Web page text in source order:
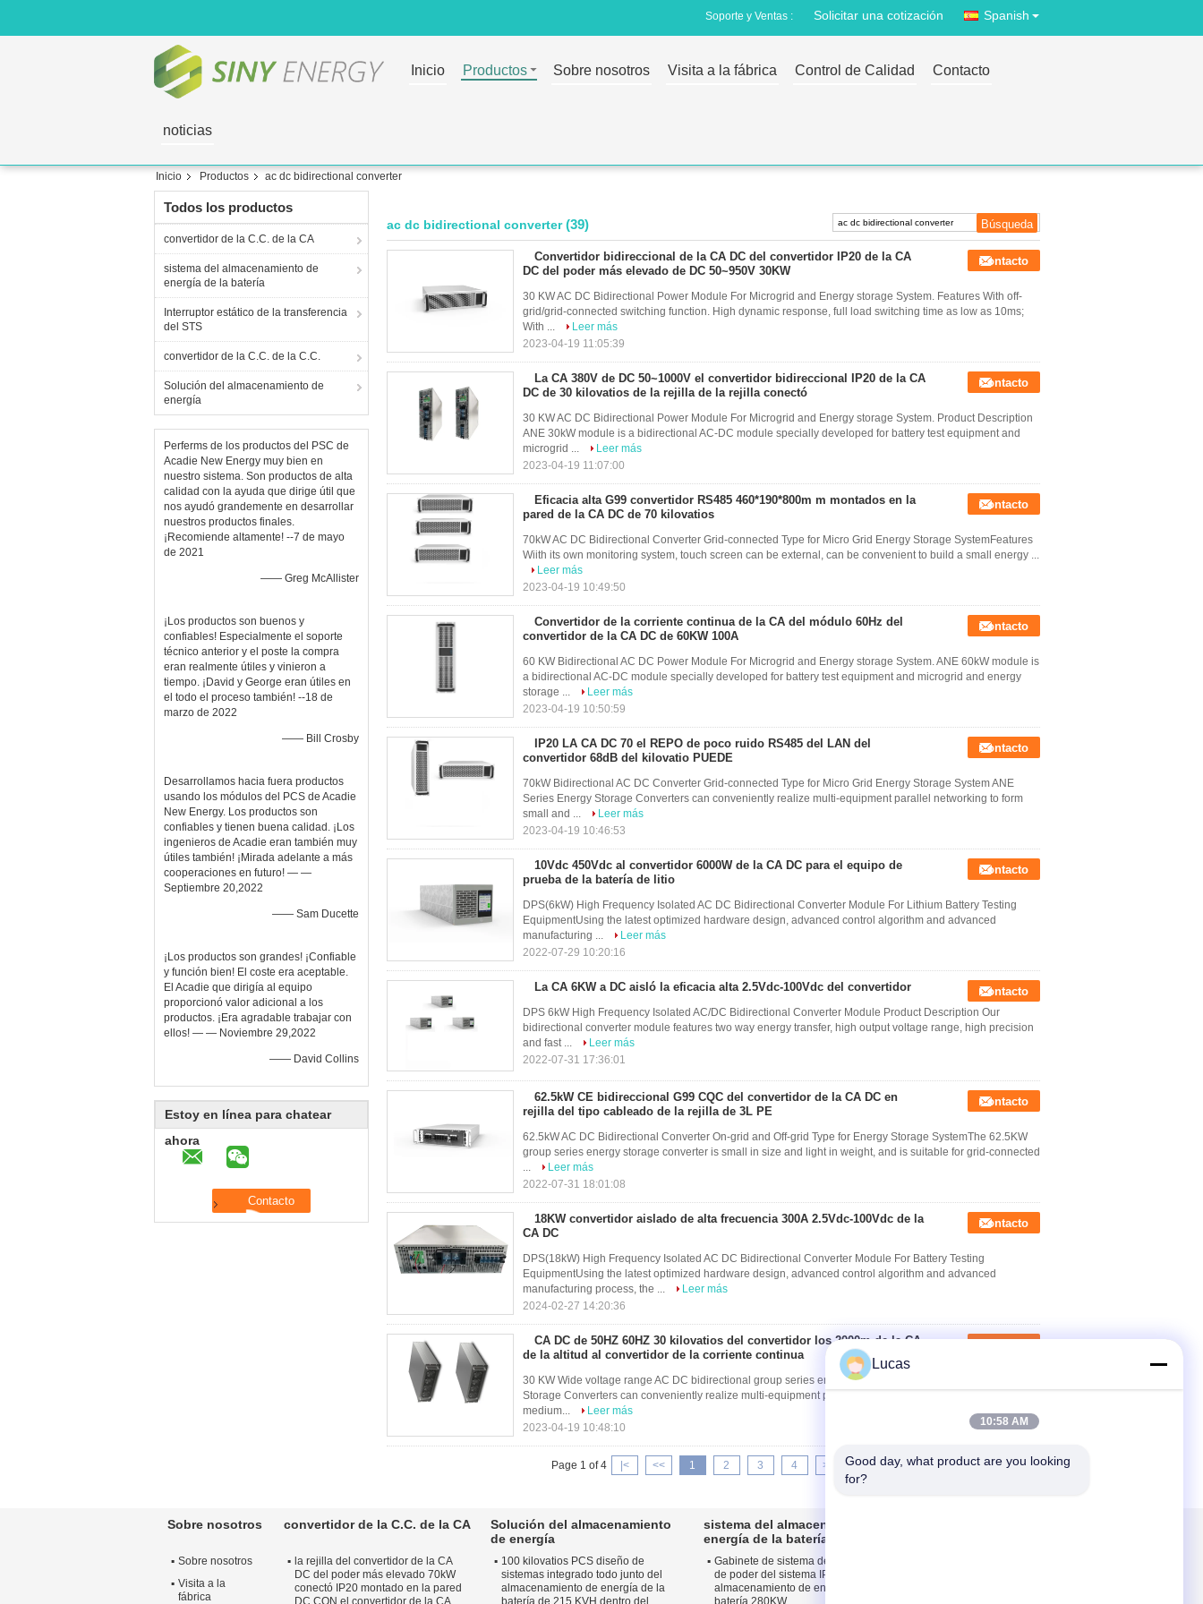
Soporte y Ventas : Solicitar una cotización Spanish
Inicio Productos Sobre nosotros Visita a la fábrica Control de Calidad Contacto
noticias
Inicio Productos ac dc bidirectional converter
Todos los productos
convertidor de la C.C. de la CA
sistema del almacenamiento de
energía de la batería
Interruptor estático de la transferencia
del STS
convertidor de la C.C. de la C.C.
Solución del almacenamiento de
energía
Perferms de los productos del PSC de
Acadie New Energy muy bien en
nuestro sistema. Son productos de alta
calidad con la ayuda que dirige útil que
nos ayudó grandemente en desarrollar
nuestros productos finales.
¡Recomiende altamente! --7 de mayo
de 2021
—— Greg McAllister
¡Los productos son buenos y
confiables! Especialmente el soporte
técnico anterior y el poste la compra
eran realmente útiles y vinieron a
tiempo. ¡David y George eran útiles en
el todo el proceso también! --18 de
marzo de 2022
—— Bill Crosby
Desarrollamos hacia fuera productos
usando los módulos del PCS de Acadie
New Energy. Los productos son
confiables y tienen buena calidad. ¡Los
ingenieros de Acadie eran también muy
útiles también! ¡Mirada adelante a más
cooperaciones en futuro! — —
Septiembre 20,2022
—— Sam Ducette
¡Los productos son grandes! ¡Confiable
y función bien! El coste era aceptable.
El Acadie que dirigía al equipo
proporcionó valor adicional a los
productos. ¡Era agradable trabajar con
ellos! — — Noviembre 29,2022
—— David Collins
Estoy en línea para chatear
ahora
ac dc bidirectional converter (39)
Convertidor bidireccional de la CA DC del convertidor IP20 de la CA
DC del poder más elevado de DC 50~950V 30KW
Contacto
30 KW AC DC Bidirectional Power Module For Microgrid and Energy storage System. Features With off-
grid/grid-connected switching function. High dynamic response, full load switching time as low as 10ms;
With ...
Leer más
2023-04-19 11:05:39
La CA 380V de DC 50~1000V el convertidor bidireccional IP20 de la CA
DC de 30 kilovatios de la rejilla de la rejilla conectó
Contacto
30 KW AC DC Bidirectional Power Module For Microgrid and Energy storage System. Product Description
ANE 30kW module is a bidirectional AC-DC module specially developed for battery test equipment and
microgrid ...
Leer más
2023-04-19 11:07:00
Eficacia alta G99 convertidor RS485 460*190*800m m montados en la
pared de la CA DC de 70 kilovatios
Contacto
70kW AC DC Bidirectional Converter Grid-connected Type for Micro Grid Energy Storage SystemFeatures
Wiith its own monitoring system, touch screen can be external, can be convenient to build a small energy ...
Leer más
2023-04-19 10:49:50
Convertidor de la corriente continua de la CA del módulo 60Hz del
convertidor de la CA DC de 60KW 100A
Contacto
60 KW Bidirectional AC DC Power Module For Microgrid and Energy storage System. ANE 60kW module is
a bidirectional AC-DC module specially developed for battery test equipment and microgrid and energy
storage ...
Leer más
2023-04-19 10:50:59
IP20 LA CA DC 70 el REPO de poco ruido RS485 del LAN del
convertidor 68dB del kilovatio PUEDE
Contacto
70kW Bidirectional AC DC Converter Grid-connected Type for Micro Grid Energy Storage System ANE
Series Energy Storage Converters can conveniently realize multi-equipment parallel networking to form
small and ...
Leer más
2023-04-19 10:46:53
10Vdc 450Vdc al convertidor 6000W de la CA DC para el equipo de
prueba de la batería de litio
Contacto
DPS(6kW) High Frequency Isolated AC DC Bidirectional Converter Module For Lithium Battery Testing
EquipmentUsing the latest optimized hardware design, advanced control algorithm and advanced
manufacturing ...
Leer más
2022-07-29 10:20:16
La CA 6KW a DC aisló la eficacia alta 2.5Vdc-100Vdc del convertidor Contacto
DPS 6kW High Frequency Isolated AC/DC Bidirectional Converter Module Product Description Our
bidirectional converter module features two way energy transfer, high output voltage range, high precision
and fast ...
Leer más
2022-07-31 17:36:01
62.5kW CE bidireccional G99 CQC del convertidor de la CA DC en
rejilla del tipo cableado de la rejilla de 3L PE
Contacto
62.5kW AC DC Bidirectional Converter On-grid and Off-grid Type for Energy Storage SystemThe 62.5KW
group series energy storage converter is small in size and light in weight, and is suitable for grid-connected
...
Leer más
2022-07-31 18:01:08
18KW convertidor aislado de alta frecuencia 300A 2.5Vdc-100Vdc de la
CA DC
Contacto
DPS(18kW) High Frequency Isolated AC DC Bidirectional Converter Module For Battery Testing
EquipmentUsing the latest optimized hardware design, advanced control algorithm and advanced
manufacturing process, the ...
Leer más
2024-02-27 14:20:36
CA DC de 50HZ 60HZ 30 kilovatios del convertidor los 2000m de la CA
de la altitud al convertidor de la corriente continua
30 KW Wide voltage range AC DC bidirectional group series energy storage converter ANE Series Energy
Storage Converters can conveniently realize multi-equipment parallel networking to form small and
medium...
Leer más
2023-04-19 10:48:10
Page 1 of 4 |< << 1 2 3 4 >> >|
Sobre nosotros
Sobre nosotros
Visita a la
fábrica
convertidor de la C.C. de la CA
la rejilla del convertidor de la CA
DC del poder más elevado 70kW
conectó IP20 montado en la pared
DC CON el convertidor de la CA
Solución del almacenamiento
de energía
100 kilovatios PCS diseño de
sistemas integrado todo junto del
almacenamiento de energía de la
batería de 215 KVH dentro del
sistema del almacenamiento de
energía de la batería
Gabinete de sistema de conversión
de poder del sistema IP20 del
almacenamiento de energía de la
batería 280KW
Lucas
10:58 AM
Good day, what product are you looking
for?